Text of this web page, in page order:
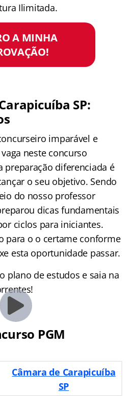
Ilimitada.
A MINHA
SP:
imparável e
neste concurso
preparação diferenciada é
o seu objetivo. Sendo
do nosso professor
dicas fundamentais
ciclos para iniciantes.
para o o certame conforme
esta oportunidade passar.
plano de estudos e saia na
PGM
Câmara de Carapicuíba
SP